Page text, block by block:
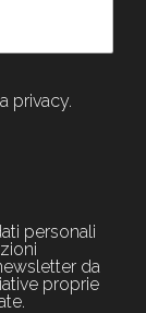
privacy.
personali
da
proprie